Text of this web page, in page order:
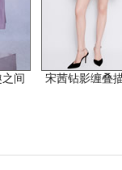
间 宋茜钻影缠叠